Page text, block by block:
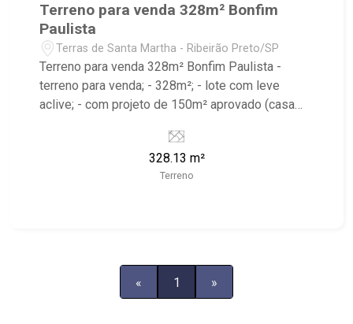
Terreno para venda 328m² Bonfim
Paulista
Terras de Santa Martha - Ribeirão Preto/SP
Terreno para venda 328m² Bonfim Paulista -
terreno para venda; - 328m²; - lote com leve
aclive; - com projeto de 150m² aprovado (casa
monitorada; - condomínio com playground
328.13 m²
Terreno
« 1 »